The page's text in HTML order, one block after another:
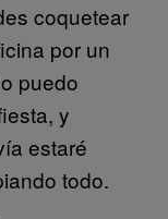
coquetear
por un
puedo
y
estaré
todo.